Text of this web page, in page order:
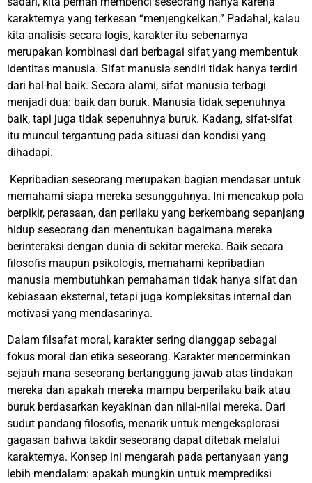
karakternya yang terkesan “menjengkelkan.” Padahal, kalau
kita analisis secara logis, karakter itu sebenarnya
merupakan kombinasi dari berbagai sifat yang membentuk
identitas manusia. Sifat manusia sendiri tidak hanya terdiri
dari hal-hal baik. Secara alami, sifat manusia terbagi
menjadi dua: baik dan buruk. Manusia tidak sepenuhnya
baik, tapi juga tidak sepenuhnya buruk. Kadang, sifat-sifat
itu muncul tergantung pada situasi dan kondisi yang
dihadapi.
Kepribadian seseorang merupakan bagian mendasar untuk
memahami siapa mereka sesungguhnya. Ini mencakup pola
berpikir, perasaan, dan perilaku yang berkembang sepanjang
hidup seseorang dan menentukan bagaimana mereka
berinteraksi dengan dunia di sekitar mereka. Baik secara
filosofis maupun psikologis, memahami kepribadian
manusia membutuhkan pemahaman tidak hanya sifat dan
kebiasaan eksternal, tetapi juga kompleksitas internal dan
motivasi yang mendasarinya.
Dalam filsafat moral, karakter sering dianggap sebagai
fokus moral dan etika seseorang. Karakter mencerminkan
sejauh mana seseorang bertanggung jawab atas tindakan
mereka dan apakah mereka mampu berperilaku baik atau
buruk berdasarkan keyakinan dan nilai-nilai mereka. Dari
sudut pandang filosofis, menarik untuk mengeksplorasi
gagasan bahwa takdir seseorang dapat ditebak melalui
karakternya. Konsep ini mengarah pada pertanyaan yang
lebih mendalam: apakah mungkin untuk memprediksi